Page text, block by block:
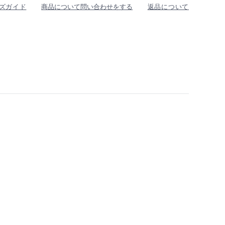
ガイド 商品について問い合わせをする 返品について